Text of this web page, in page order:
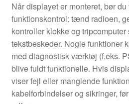
Når displayet er monteret, bør
funktionskontrol: tænd radioen,
kontroller klokke og
tekstbeskeder. Nogle funktioner
med diagnostisk værktøj (f.eks.
blive fuldt funktionelle. Hvis
viser fejl eller manglende
kabelforbindelser og sikringer,